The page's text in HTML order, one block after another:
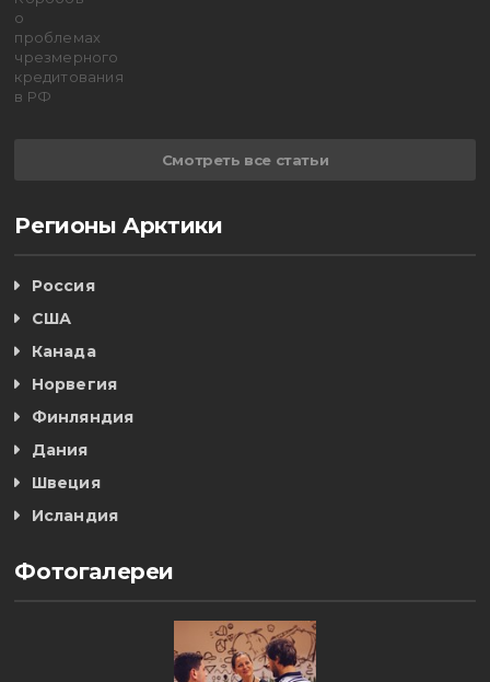
Смотреть все статьи
Регионы Арктики
Россия
США
Канада
Норвегия
Финляндия
Дания
Швеция
Исландия
Фотогалереи